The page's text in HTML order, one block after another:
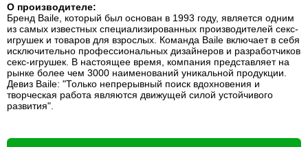
О производителе:
Бренд Baile, который был основан в 1993 году, является одним
из самых известных специализированных производителей секс-
игрушек и товаров для взрослых. Команда Baile включает в себя
исключительно профессиональных дизайнеров и разработчиков
секс-игрушек. В настоящее время, компания представляет на
рынке более чем 3000 наименований уникальной продукции.
Девиз Baile: "Только непрерывный поиск вдохновения и
творческая работа являются движущей силой устойчивого
развития".